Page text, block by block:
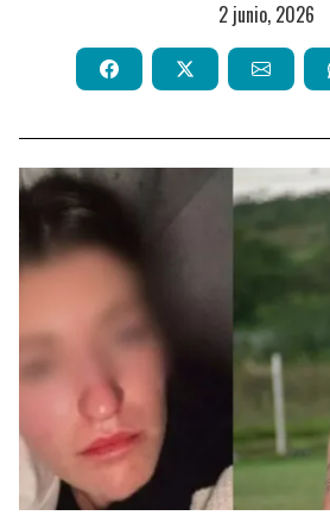
2 junio, 2026